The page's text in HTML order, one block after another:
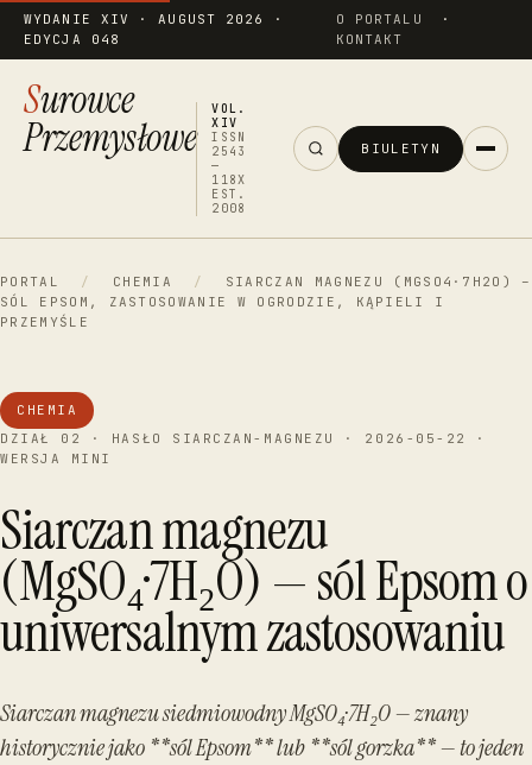
WYDANIE XIV · AUGUST 2026 ·
EDYCJA 048
O PORTALU
·
KONTAKT
Surowce
Przemysłowe
VOL.
XIV
ISSN
2543
—
118X
EST.
2008
BIULETYN
PORTAL / CHEMIA /
SIARCZAN MAGNEZU (MGSO4·7H2O) –
SÓL EPSOM, ZASTOSOWANIE W OGRODZIE, KĄPIELI I
PRZEMYŚLE
CHEMIA
DZIAŁ 02 · HASŁO SIARCZAN-MAGNEZU · 2026-05-22 ·
WERSJA MINI
Siarczan magnezu
(MgSO₄·7H₂O) — sól Epsom o
uniwersalnym zastosowaniu
Siarczan magnezu siedmiowodny MgSO₄·7H₂O — znany
historycznie jako **sól Epsom** lub **sól gorzka** — to jeden